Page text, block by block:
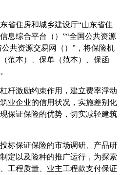
省住房和城乡建设厅“山东省住
息综合平台（）”“全国公共资源
共资源交易网（）”，将保险机
范本）、保单（范本）、保函
杆激励约束作用，建立费率浮动
业企业的信用状况，实施差别化
保证保险的优势，切实减轻建筑
标保证保险的市场调研、产品研
定以及险种的推广运行，为探索
工程质量、业主工程款支付保证